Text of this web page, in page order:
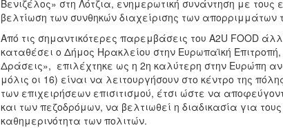
Βενιζέλος» στη Λότζια, ενημερωτική συνάντηση με τους
βελτίωση των συνθηκών διαχείρισης των απορριμμάτων
Από τις σημαντικότερες παρεμβάσεις του A2U FOOD
καταθέσει ο Δήμος Ηρακλείου στην Ευρωπαϊκή
Δράσεις», επιλέχτηκε ως η 2η καλύτερη στην Ευρώπη
μόλις οι 16) είναι να λειτουργήσουν στο κέντρο της
των επιχειρήσεων επισιτισμού, έτσι ώστε να
και των πεζοδρόμων, να βελτιωθεί η διαδικασία για
καθημερινότητα των πολιτών.